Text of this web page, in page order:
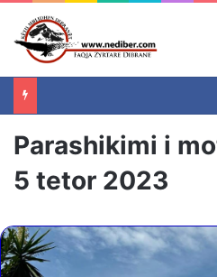
Parashikimi i
5 tetor 2023